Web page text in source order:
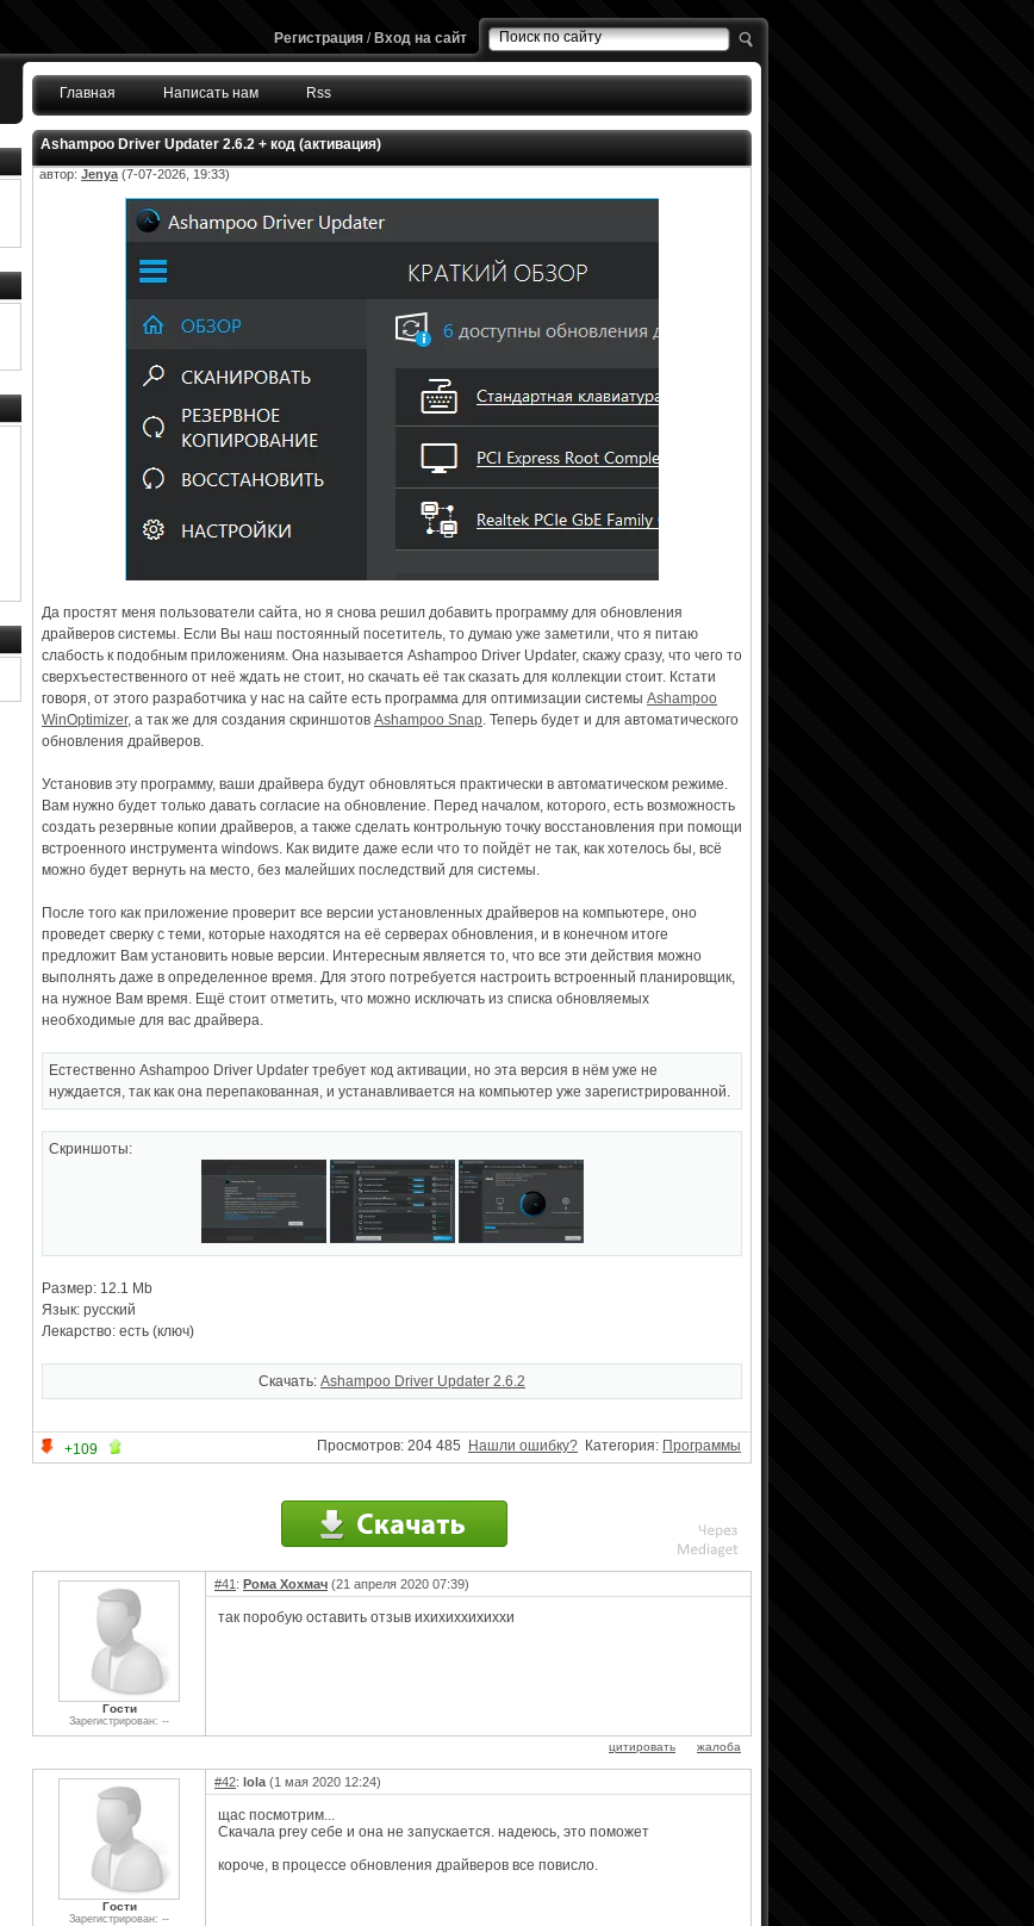
Регистрация / Вход на сайт
Главная Написать нам Rss
Ashampoo Driver Updater 2.6.2 + код (активация)
автор: Jenya (7-07-2026, 19:33)
Да простят меня пользователи сайта, но я снова решил добавить программу для обновления
драйверов системы. Если Вы наш постоянный посетитель, то думаю уже заметили, что я питаю
слабость к подобным приложениям. Она называется Ashampoo Driver Updater, скажу сразу, что чего то
сверхъестественного от неё ждать не стоит, но скачать её так сказать для коллекции стоит. Кстати
говоря, от этого разработчика у нас на сайте есть программа для оптимизации системы Ashampoo
WinOptimizer, а так же для создания скриншотов Ashampoo Snap. Теперь будет и для автоматического
обновления драйверов.
Установив эту программу, ваши драйвера будут обновляться практически в автоматическом режиме.
Вам нужно будет только давать согласие на обновление. Перед началом, которого, есть возможность
создать резервные копии драйверов, а также сделать контрольную точку восстановления при помощи
встроенного инструмента windows. Как видите даже если что то пойдёт не так, как хотелось бы, всё
можно будет вернуть на место, без малейших последствий для системы.
После того как приложение проверит все версии установленных драйверов на компьютере, оно
проведет сверку с теми, которые находятся на её серверах обновления, и в конечном итоге
предложит Вам установить новые версии. Интересным является то, что все эти действия можно
выполнять даже в определенное время. Для этого потребуется настроить встроенный планировщик,
на нужное Вам время. Ещё стоит отметить, что можно исключать из списка обновляемых
необходимые для вас драйвера.
Естественно Ashampoo Driver Updater требует код активации, но эта версия в нём уже не
нуждается, так как она перепакованная, и устанавливается на компьютер уже зарегистрированной.
Скриншоты:
Размер: 12.1 Mb
Язык: русский
Лекарство: есть (ключ)
Скачать: Ashampoo Driver Updater 2.6.2
+109 Просмотров: 204 485 Нашли ошибку? Категория: Программы
Гости
Зарегистрирован: --
#41 : Рома Хохмач (21 апреля 2020 07:39)
так поробую оставить отзыв ихихиххихиххи
цитировать жалоба
Гости
Зарегистрирован: --
#42: lola (1 мая 2020 12:24)
щас посмотрим...
Скачала prey себе и она не запускается. надеюсь, это поможет
короче, в процессе обновления драйверов все повисло.